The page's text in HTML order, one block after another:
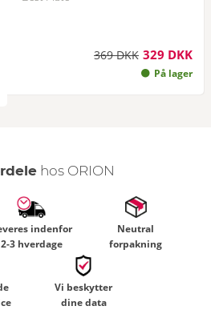
369 DKK 329 DKK
På lager
hos ORION
indenfor
2-3 hverdage
Neutral
forpakning
Vi beskytter
dine data